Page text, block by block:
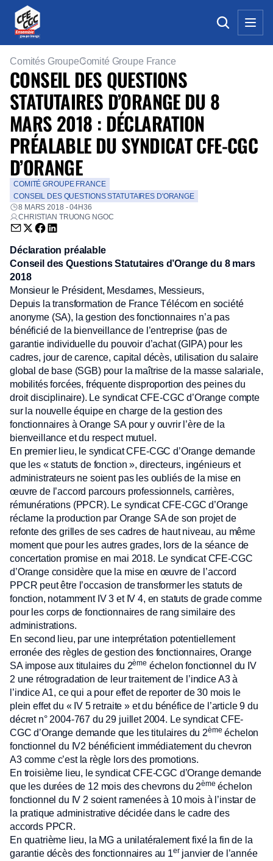
Comités GroupeComité Groupe France
CONSEIL DES QUESTIONS
STATUTAIRES D’ORANGE DU 8
MARS 2018 : DÉCLARATION
PRÉALABLE DU SYNDICAT CFE-CGC
D’ORANGE
COMITÉ GROUPE FRANCE
CONSEIL DES QUESTIONS STATUTAIRES D'ORANGE
8 MARS 2018 - 04H36
CHRISTIAN TRUONG NGOC
Envoyer par email (nouvelle fenêtre)
Partager sur Twitter (nouvelle fenêtre)
Partager sur Facebook (nouvelle fenêtre)
Partager sur LinkedIn (nouvelle fenêtre)
Déclaration préalable
Conseil des Questions Statutaires d’Orange du 8 mars
2018
Monsieur le Président, Mesdames, Messieurs,
Depuis la transformation de France Télécom en société
anonyme (SA), la gestion des fonctionnaires n’a pas
bénéficié de la bienveillance de l’entreprise (pas de
garantie individuelle du pouvoir d’achat (GIPA) pour les
cadres, jour de carence, capital décès, utilisation du salaire
global de base (SGB) pour la maîtrise de la masse salariale,
mobilités forcées, fréquente disproportion des peines du
droit disciplinaire). Le syndicat CFE-CGC d’Orange compte
sur la nouvelle équipe en charge de la gestion des
fonctionnaires à Orange SA pour y ouvrir l’ère de la
bienveillance et du respect mutuel.
En premier lieu, le syndicat CFE-CGC d’Orange demande
que les « statuts de fonction », directeurs, ingénieurs et
administrateurs ne soient pas les oubliés de la mise en
œuvre de l’accord parcours professionnels, carrières,
rémunérations (PPCR). Le syndicat CFE-CGC d’Orange
réclame la production par Orange SA de son projet de
refonte des grilles de ses cadres de haut niveau, au même
moment que pour les autres grades, lors de la séance de
concertation promise en mai 2018. Le syndicat CFE-CGC
d’Orange considère que la mise en œuvre de l’accord
PPCR peut être l’occasion de transformer les statuts de
fonction, notamment IV 3 et IV 4, en statuts de grade comme
pour les corps de fonctionnaires de rang similaire des
administrations.
En second lieu, par une interprétation potentiellement
erronée des règles de gestion des fonctionnaires, Orange
SA impose aux titulaires du 2ème échelon fonctionnel du IV
2 une rétrogradation de leur traitement de l’indice A3 à
l’indice A1, ce qui a pour effet de reporter de 30 mois le
plein effet du « IV 5 retraite » et du bénéfice de l’article 9 du
décret n° 2004-767 du 29 juillet 2004. Le syndicat CFE-
CGC d’Orange demande que les titulaires du 2ème échelon
fonctionnel du IV2 bénéficient immédiatement du chevron
A3 comme c’est la règle lors des promotions.
En troisième lieu, le syndicat CFE-CGC d’Orange demande
que les durées de 12 mois des chevrons du 2ème échelon
fonctionnel du IV 2 soient ramenées à 10 mois à l’instar de
la pratique administrative décidée dans le cadre des
accords PPCR.
En quatrième lieu, la MG a unilatéralement fixé la fin de la
garantie décès des fonctionnaires au 1er janvier de l’année